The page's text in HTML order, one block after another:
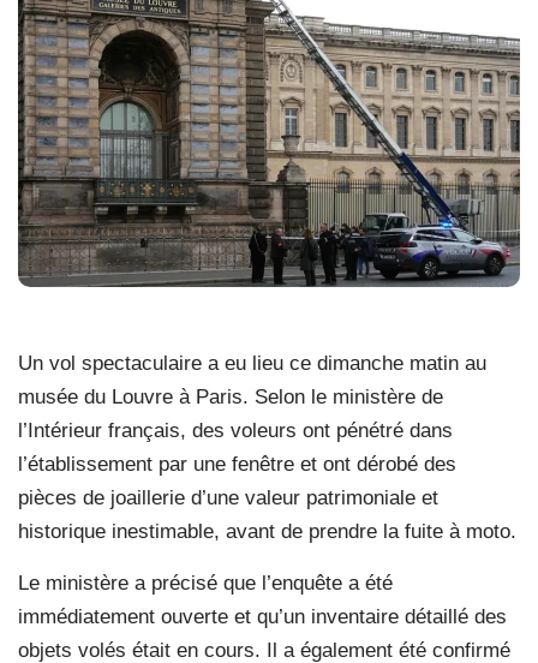
Un vol spectaculaire a eu lieu ce dimanche matin au
musée du Louvre à Paris. Selon le ministère de
l’Intérieur français, des voleurs ont pénétré dans
l’établissement par une fenêtre et ont dérobé des
pièces de joaillerie d’une valeur patrimoniale et
historique inestimable, avant de prendre la fuite à moto.
Le ministère a précisé que l’enquête a été
immédiatement ouverte et qu’un inventaire détaillé des
objets volés était en cours. Il a également été confirmé